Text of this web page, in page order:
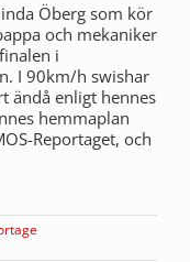
Öberg som kör
och mekaniker
i
I 90km/h swishar
ändå enligt hennes
hemmaplan
Reportaget, och